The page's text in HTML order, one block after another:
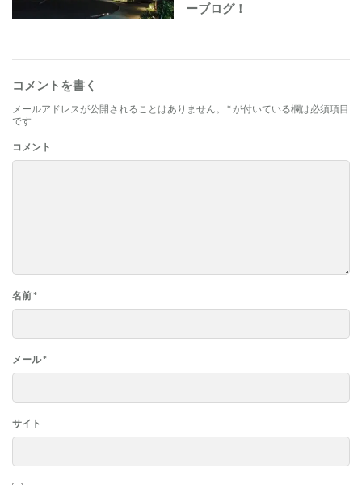
ーブログ！
コメントを書く
メールアドレスが公開されることはありません。 *が付いている欄は必須項目
です
コメント
名前*
メール*
サイト